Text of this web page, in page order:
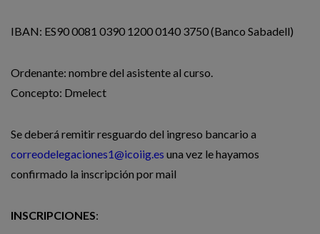
IBAN: ES90 0081 0390 1200 0140 3750 (Banco Sabadell)
Ordenante: nombre del asistente al curso.
Concepto: Dmelect
Se deberá remitir resguardo del ingreso bancario a
correodelegaciones1@icoiig.es una vez le hayamos
confirmado la inscripción por mail
INSCRIPCIONES: